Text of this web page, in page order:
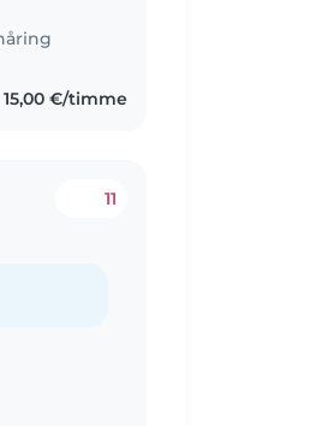
15,00 €/timme
11